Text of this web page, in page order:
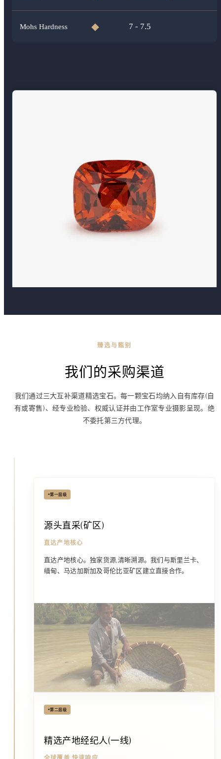
Mohs Hardness ◆ 7 - 7.5
臻选与甄别
我们的采购渠道
我们通过三大互补渠道精选宝石。每一颗宝石均纳入自有库存(自
有或寄售)、经专业检验、权威认证并由工作室专业摄影呈现。绝
不委托第三方代理。
•第一层级
源头直采(矿区)
直达产地核心
直达产地核心。独家货源,清晰溯源。我们与斯里兰卡、
缅甸、马达加斯加及哥伦比亚矿区建立直接合作。
•第二层级
精选产地经纪人(一线)